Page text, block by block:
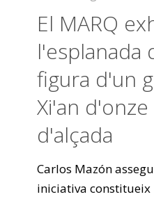
El MARQ
l'esplanada
figura d'un
Xi'an
d'alçada
Carlos Mazón
iniciativa